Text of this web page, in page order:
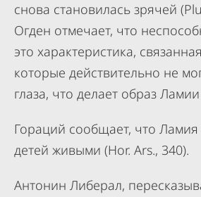
снова становилась зрячей
Огден отмечает, что
это характеристика,
которые действительно не
глаза, что делает образ
Гораций сообщает, что
детей живыми (Hor. Ars., 340).
Антонин Либерал,